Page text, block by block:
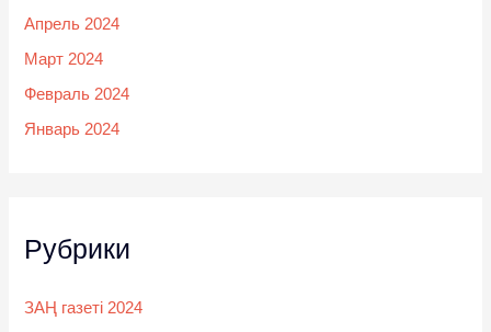
Апрель 2024
Март 2024
Февраль 2024
Январь 2024
Рубрики
ЗАҢ газеті 2024